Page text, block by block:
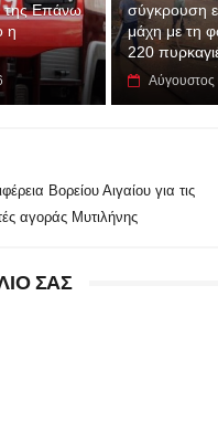
της Επάνω
η
σύγκρουση
μάχη με τη
220
Βορείου Αιγαίου για τις
αγοράς Μυτιλήνης
ΣΑΣ